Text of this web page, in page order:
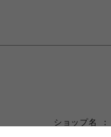
ショップ名